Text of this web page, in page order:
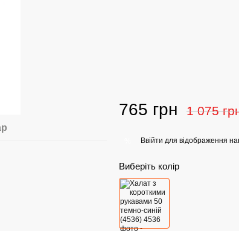
765 грн 1 075
Ввійти для відображення
Виберіть колір